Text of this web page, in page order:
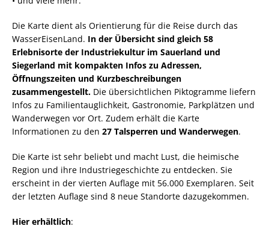
Die Karte dient als Orientierung für die Reise durch das
WasserEisenLand. In der Übersicht sind gleich 58
Erlebnisorte der Industriekultur im Sauerland und
Siegerland mit kompakten Infos zu Adressen,
Öffnungszeiten und Kurzbeschreibungen
zusammengestellt. Die übersichtlichen Piktogramme liefern
Infos zu Familientauglichkeit, Gastronomie, Parkplätzen und
Wanderwegen vor Ort. Zudem erhält die Karte
Informationen zu den 27 Talsperren und Wanderwegen.
Die Karte ist sehr beliebt und macht Lust, die heimische
Region und ihre Industriegeschichte zu entdecken. Sie
erscheint in der vierten Auflage mit 56.000 Exemplaren. Seit
der letzten Auflage sind 8 neue Standorte dazugekommen.
Hier erhältlich: